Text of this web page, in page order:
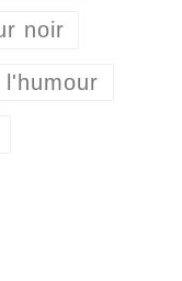
noir
l'humour